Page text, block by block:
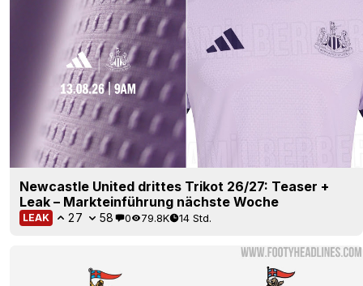
Newcastle United drittes Trikot 26/27: Teaser +
Leak – Markteinführung nächste Woche
LEAK 27 58 0 79.8K 14 Std.